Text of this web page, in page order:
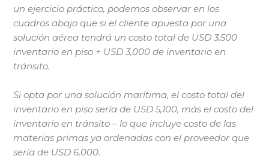
un ejercicio práctico, podemos observar en los
cuadros abajo que si el cliente apuesta por una
solución aérea tendrá un costo total de USD 3,500
inventario en piso + USD 3,000 de inventario en
tránsito.
Si opta por una solución marítima, el costo total del
inventario en piso sería de USD 5,100, más el costo del
inventario en tránsito – lo que incluye costo de las
materias primas ya ordenadas con el proveedor que
sería de USD 6,000.